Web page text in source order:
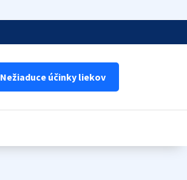
Nežiaduce účinky liekov